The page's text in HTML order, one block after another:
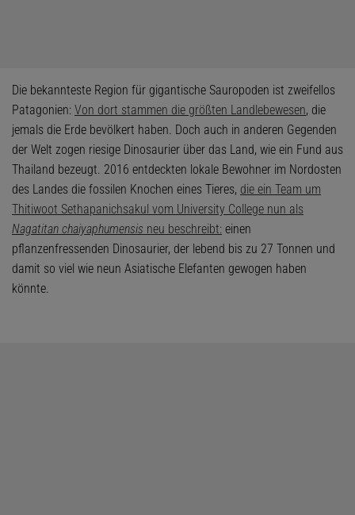
Die bekannteste Region für gigantische Sauropoden ist zweifellos
Patagonien: Von dort stammen die größten Landlebewesen, die
jemals die Erde bevölkert haben. Doch auch in anderen Gegenden
der Welt zogen riesige Dinosaurier über das Land, wie ein Fund aus
Thailand bezeugt. 2016 entdeckten lokale Bewohner im Nordosten
des Landes die fossilen Knochen eines Tieres, die ein Team um
Thitiwoot Sethapanichsakul vom University College nun als
Nagatitan chaiyaphumensis neu beschreibt: einen
pflanzenfressenden Dinosaurier, der lebend bis zu 27 Tonnen und
damit so viel wie neun Asiatische Elefanten gewogen haben
könnte.